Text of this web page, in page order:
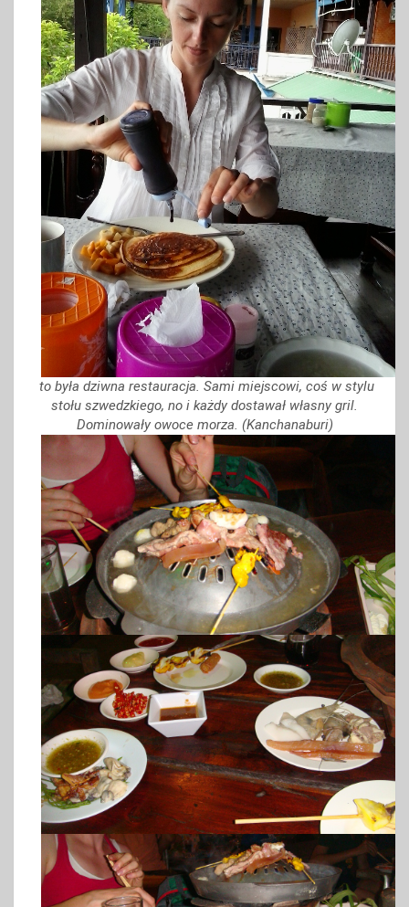
to była dziwna restauracja. Sami miejscowi, coś w stylu
stołu szwedzkiego, no i każdy dostawał własny gril.
Dominowały owoce morza. (Kanchanaburi)